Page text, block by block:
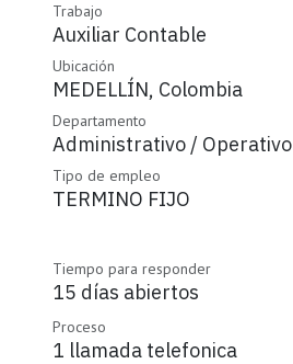
Trabajo
Auxiliar Contable
Ubicación
MEDELLÍN, Colombia
Departamento
Administrativo / Operativo
Tipo de empleo
TERMINO FIJO
Tiempo para responder
15 días abiertos
Proceso
1 llamada telefonica